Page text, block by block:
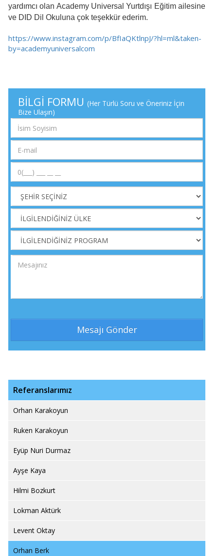
yardımcı olan Academy Universal Yurtdışı Eğitim ailesine
ve DID Dil Okuluna çok teşekkür ederim.
https://www.instagram.com/p/BfIaQKtlnpJ/?hl=ml&taken-
by=academyuniversalcom​
BİLGİ FORMU(Her Türlü Soru ve Öneriniz İçin
Bize Ulaşın)
Referanslarımız
Orhan Karakoyun
Ruken Karakoyun
Eyüp Nuri Durmaz
Ayşe Kaya
Hilmi Bozkurt
Lokman Aktürk
Levent Oktay
Orhan Berk